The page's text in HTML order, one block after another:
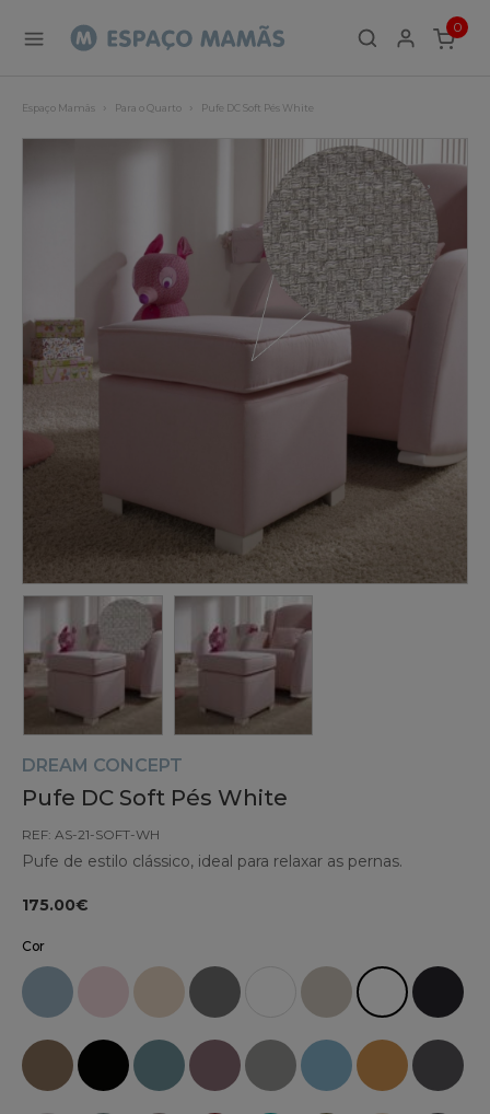
0
ITEMS
Espaço Mamãs Para o Quarto Pufe DC Soft Pés White
DREAM CONCEPT
Pufe DC Soft Pés White
REF: AS-21-SOFT-WH
Pufe de estilo clássico, ideal para relaxar as pernas.
175.00€
Cor